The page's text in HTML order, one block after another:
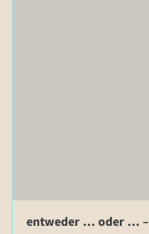
entweder … oder …